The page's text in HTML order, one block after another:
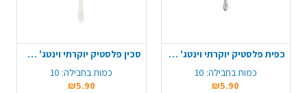
כפית פלסטיק יוקרתי וינטג' 10 יח' - שקוף
כמות בחבילה: 10
₪5.90
סכין פלסטיק יוקרתי וינטג' 10 יח' - ניצוצות זהב
כמות בחבילה: 10
₪5.90